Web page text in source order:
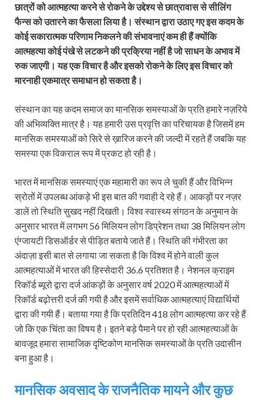
छात्रों को आत्महत्या करने से रोकने के उद्देश्य से छात्रावास से सीलिंग
फैन्स को उतारने का फैसला लिया है। संस्थान द्वारा उठाए गए इस कदम के
कोई सकारात्मक परिणाम निकलने की संभावनाएं कम ही हैं क्योंकि
आत्महत्या कोई पंखे से लटकने की प्रक्रिया नहीं है जो साधन के अभाव में
रुक जाएगी। यह एक विचार है और इसको रोकने के लिए इस विचार को
मारनाही एकमात्र समाधान हो सकता है।
संस्थान का यह कदम समाज का मानसिक समस्याओं के प्रति हमारे नज़रिये
की अभिव्यक्ति मात्र है। यह हमारी उस प्रवृत्ति का परिचायक है जिसमें हम
मानसिक समस्याओं को सिरे से ख़ारिज करने की जल्दी में रहते हैं जबकि यह
समस्या एक विकराल रूप में प्रकट हो रही है।
भारत में मानसिक समस्याएं एक महामारी का रूप ले चुकी हैं और विभिन्न
स्रोतों में उपलब्ध आंकड़े भी इस बात की गवाही दे रहे हैं। आकड़ों पर नज़र
डालें तो स्थिति सुखद नहीं दिखती। विश्व स्वास्थ्य संगठन के अनुमान के
अनुसार भारत में लगभग 56 मिलियन लोग डिप्रेशन तथा 38 मिलियन लोग
एंग्जायटी डिसऑर्डर से पीड़ित बताये जाते हैं। स्थिति की गंभीरता का
अंदाज़ा इसी बात से लगाया जा सकता है कि विश्व में होने वाली कुल
आत्महत्याओं में भारत की हिस्सेदारी 36.6 प्रतिशत है। नेशनल क्राइम
रिकॉर्ड ब्यूरो द्वारा दर्ज आंकड़ों के अनुसार वर्ष 2020 में आत्महत्याओं में
रिकॉर्ड बढ़ोत्तरी दर्ज की गयी है और इसमें सर्वाधिक आत्महत्याएं विद्यार्थियों
द्वारा की गयी हैं। बताया गया है कि प्रतिदिन 418 लोग आत्महत्या कर रहे हैं
जो कि एक चिंता का विषय है। इतने बड़े पैमाने पर हो रही आत्महत्याओं के
बावजूद हमारा सामाजिक दृष्टिकोण मानसिक समस्याओं के प्रति उदासीन
बना हुआ है।
मानसिक अवसाद के राजनैतिक मायने और कुछ